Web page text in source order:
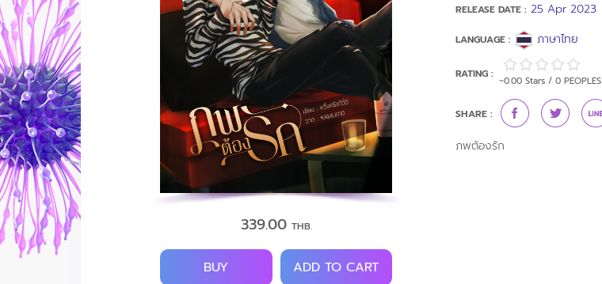
339.00 THB.
BUY ADD TO CART
RELEASE DATE : 25 Apr 2023
LANGUAGE : ภาษาไทย
RATING :
~0.00 Stars / 0 PEOPLES
SHARE :
ภพต้องรัก